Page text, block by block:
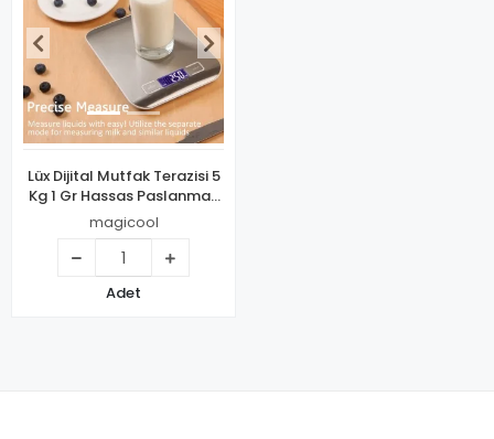
Lüx Dijital Mutfak Terazisi 5
Kg 1 Gr Hassas Paslanmaz
Çelik + Pil
magicool
Adet